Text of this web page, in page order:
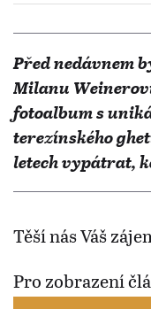
Před nedávnem
Milanu
fotoalbum s
terezínského
letech vypátrat,
Těší nás Váš
Pro zobrazení